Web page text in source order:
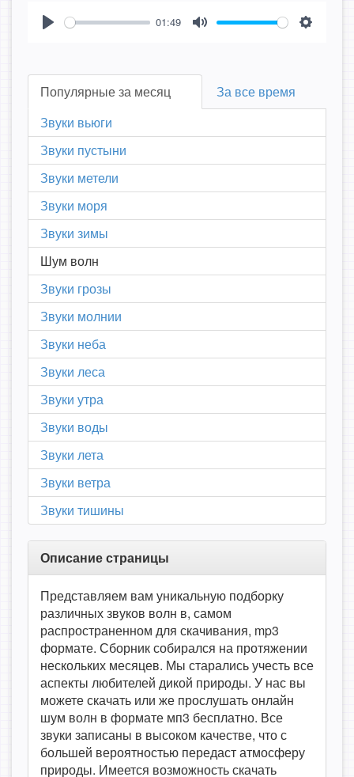
01:49
Популярные за месяц
За все время
Звуки вьюги
Звуки пустыни
Звуки метели
Звуки моря
Звуки зимы
Шум волн
Звуки грозы
Звуки молнии
Звуки неба
Звуки леса
Звуки утра
Звуки воды
Звуки лета
Звуки ветра
Звуки тишины
Описание страницы
Представляем вам уникальную подборку
различных звуков волн в, самом
распространенном для скачивания, mp3
формате. Сборник собирался на протяжении
нескольких месяцев. Мы старались учесть все
аспекты любителей дикой природы. У нас вы
можете скачать или же прослушать онлайн
шум волн в формате мп3 бесплатно. Все
звуки записаны в высоком качестве, что с
большей вероятностью передаст атмосферу
природы. Имеется возможность скачать